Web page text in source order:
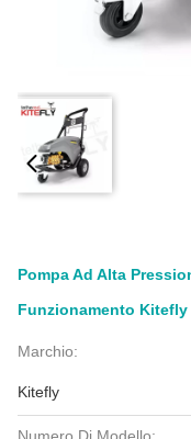
Pompa Ad Alta
Funzionamento Kitefly
Marchio:
Kitefly